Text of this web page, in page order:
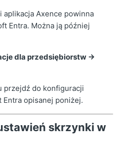
aplikacja Axence powinna
Entra. Można ją później
dla przedsiębiorstw →
przejdź do konfiguracji
opisanej poniżej.
skrzynki w